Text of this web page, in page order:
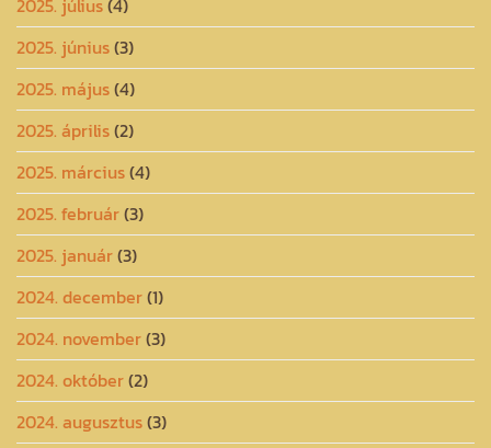
2025. július(4)
2025. június(3)
2025. május(4)
2025. április(2)
2025. március(4)
2025. február(3)
2025. január(3)
2024. december(1)
2024. november(3)
2024. október(2)
2024. augusztus(3)